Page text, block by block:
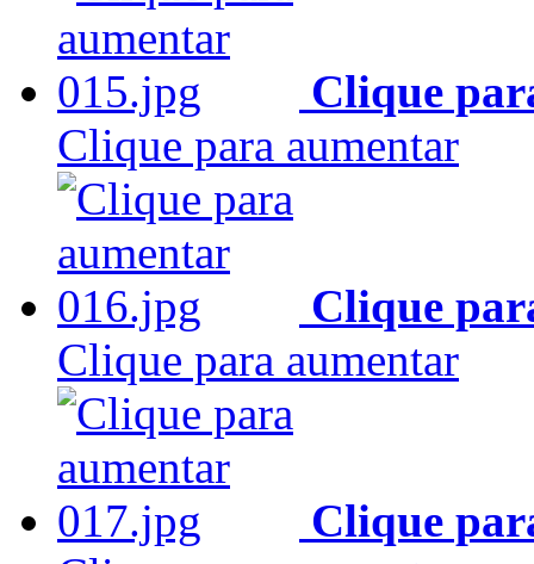
Clique
Clique para aumentar
Clique
Clique para aumentar
Clique